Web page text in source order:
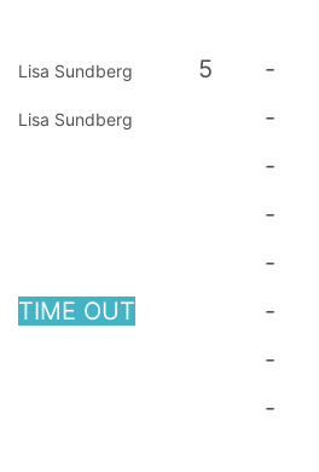
Lisa Sundberg 5 -
Lisa Sundberg -
-
-
-
TIME OUT -
-
-